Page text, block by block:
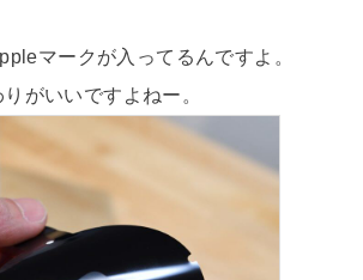
マークが入ってるんですよ。
がいいですよねー。